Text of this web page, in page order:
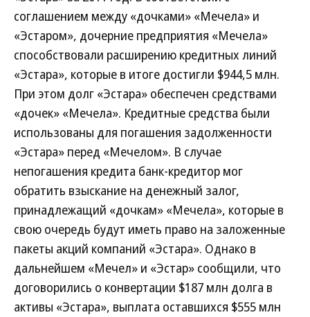
соглашением между «дочками» «Мечела» и
«Эстаром», дочерние предприятия «Мечела»
способствовали расширению кредитных линий
«Эстара», которые в итоге достигли $944,5 млн.
При этом долг «Эстара» обеспечен средствами
«дочек» «Мечела». Кредитные средства были
использованы для погашения задолженности
«Эстара» перед «Мечелом». В случае
непогашения кредита банк-кредитор мог
обратить взыскание на денежный залог,
принадлежащий «дочкам» «Мечела», которые в
свою очередь будут иметь право на заложенные
пакеты акций компаний «Эстара». Однако в
дальнейшем «Мечел» и «Эстар» сообщили, что
договорились о конвертации $187 млн долга в
активы «Эстара», выплата оставшихся $555 млн